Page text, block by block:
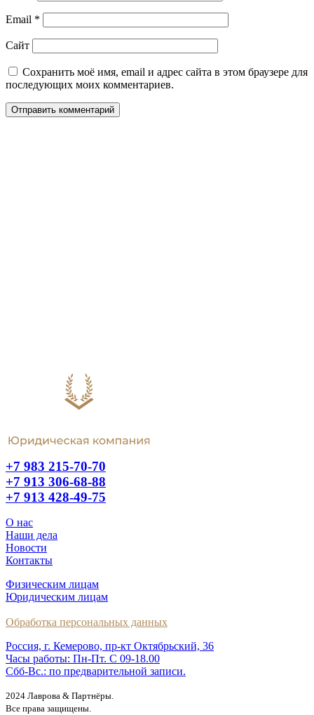
Email *
Сайт
Сохранить моё имя, email и адрес сайта в этом браузере для
последующих моих комментариев.
+7 983 215-70-70
+7 913 306-68-88
+7 913 428-49-75
О нас
Наши дела
Новости
Контакты
Физическим лицам
Юридическим лицам
Обработка персональных данных
Россия, г. Кемерово, пр-кт Октябрьский, 36
Часы работы: Пн-Пт. С 09-18.00
Сбб-Вс.: по предварительной записи.
2024 Лаврова & Партнёры.
Все права защищены.